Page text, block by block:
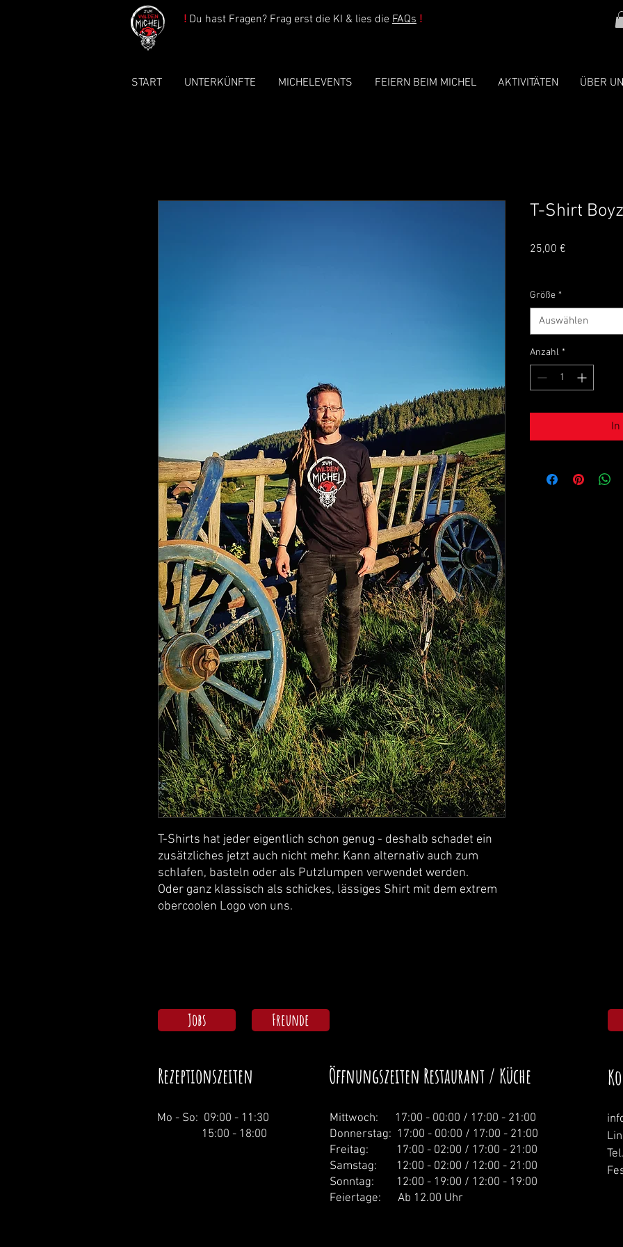
! Du hast Fragen? Frag erst die KI & lies die FAQs !
START UNTERKÜNFTE MICHELEVENTS FEIERN BEIM MICHEL AKTIVITÄTEN ÜBER
T-Shirts hat jeder eigentlich schon genug - deshalb schadet ein
zusätzliches jetzt auch nicht mehr. Kann alternativ auch zum
schlafen, basteln oder als Putzlumpen verwendet werden.
Oder ganz klassisch als schickes, lässiges Shirt mit dem extrem
obercoolen Logo von uns.
T-Shirt Boyz
25,00 €
Größe *
Auswählen
Anzahl *
In
Jobs Freunde
Rezeptionszeiten Öffnungszeiten Restaurant / Küche
Mo - So: 09:00 - 11:30
15:00 - 18:00
Mittwoch: 1 7:00 - 00:00 / 17:00 - 21:00
Donnerstag: 17:00 - 00:00 / 17:00 - 21:00
Freitag: 17:00 - 02:00 / 17:00 - 21:00
Samstag: 12:00 - 02:00 / 12:00 - 21:00
Sonntag: 12:00 - 19:00 / 12:00 - 19:00
Feiertage: Ab 12.00 Uhr